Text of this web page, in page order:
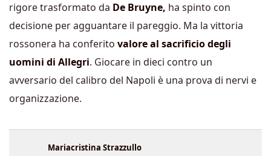
rigore trasformato da De Bruyne, ha spinto con
decisione per agguantare il pareggio. Ma la vittoria
rossonera ha conferito valore al sacrificio degli
uomini di Allegri. Giocare in dieci contro un
avversario del calibro del Napoli è una prova di nervi e
organizzazione.
Mariacristina Strazzullo